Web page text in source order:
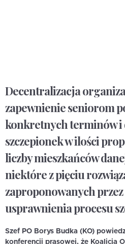
Decentralizacja
zapewnienie seniorom
konkretnych terminów i
szczepionek w ilości
liczby mieszkańców
niektóre z pięciu
zaproponowanych przez
usprawnienia procesu
Szef PO Borys Budka (KO)
konferencji prasowej, że Koalicja